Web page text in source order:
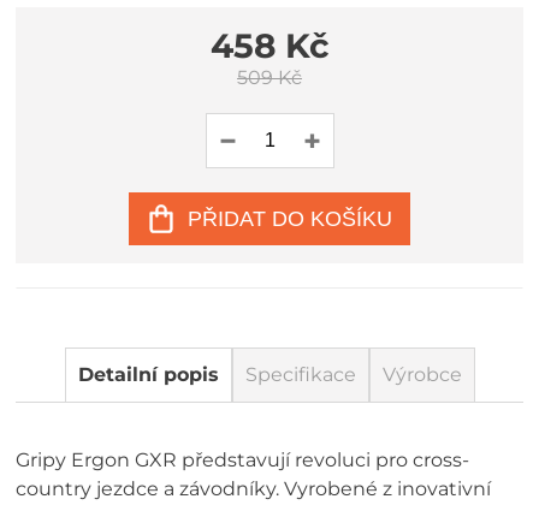
458 Kč
509 Kč
PŘIDAT DO KOŠÍKU
Detailní popis Specifikace Výrobce
Gripy Ergon GXR představují revoluci pro cross-
country jezdce a závodníky. Vyrobené z inovativní